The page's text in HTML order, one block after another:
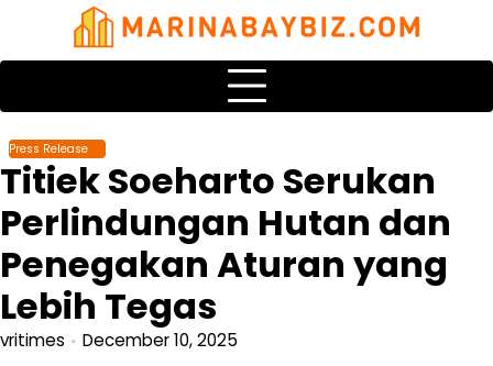
content
Press Release
Titiek Soeharto Serukan
Perlindungan Hutan dan
Penegakan Aturan yang
Lebih Tegas
vritimes December 10, 2025